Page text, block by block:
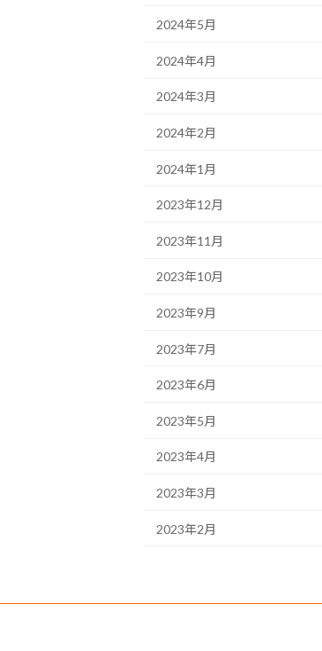
2024年5月
2024年4月
2024年3月
2024年2月
2024年1月
2023年12月
2023年11月
2023年10月
2023年9月
2023年7月
2023年6月
2023年5月
2023年4月
2023年3月
2023年2月